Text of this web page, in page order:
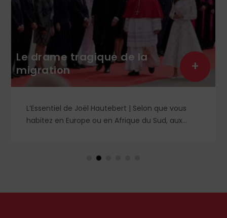
Le drame tragique de la
migration
L’Essentiel de Joël Hautebert | Selon que vous
habitez en Europe ou en Afrique du Sud, aux
événements aux Pays-Bas ou en Irlande
comme l'a rappelé Léon XIV récemment.
+